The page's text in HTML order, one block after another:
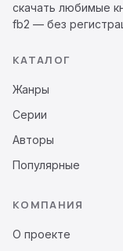
скачать любимые
fb2 — без
КАТАЛОГ
Жанры
Серии
Авторы
Популярные
КОМПАНИЯ
О проекте